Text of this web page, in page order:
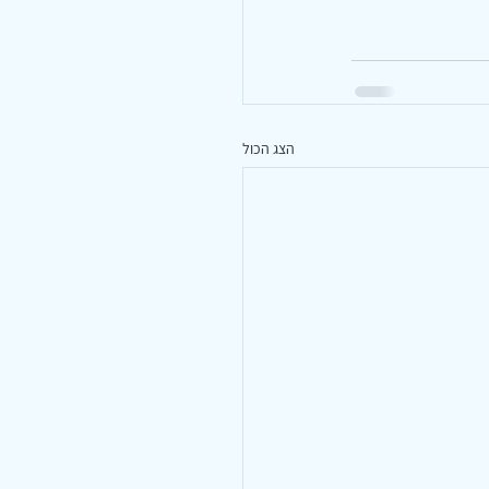
הצג הכול